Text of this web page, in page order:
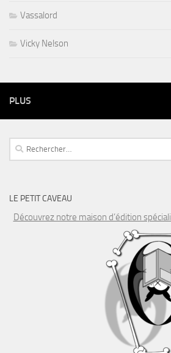
Vassalord
Vicky Nelson
PLUS
Rechercher :
LE PETIT CAVEAU
Découvrez notre maison d’édition